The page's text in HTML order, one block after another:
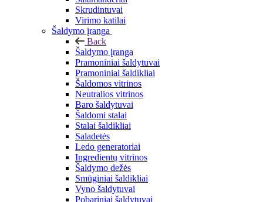
Skrudintuvai
Virimo katilai
Šaldymo įranga
Back
Šaldymo įranga
Pramoniniai šaldytuvai
Pramoniniai šaldikliai
Šaldomos vitrinos
Neutralios vitrinos
Baro šaldytuvai
Šaldomi stalai
Stalai šaldikliai
Saladetės
Ledo generatoriai
Ingredientų vitrinos
Šaldymo dežės
Smūginiai šaldikliai
Vyno šaldytuvai
Pobariniai šaldytuvai